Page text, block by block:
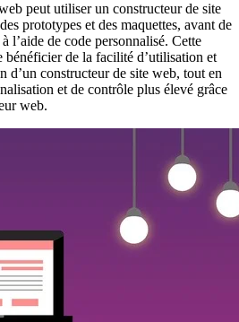
peut utiliser un constructeur de site
prototypes et des maquettes, avant de
l’aide de code personnalisé. Cette
bénéficier de la facilité d’utilisation et
d’un constructeur de site web, tout en
et de contrôle plus élevé grâce
web.